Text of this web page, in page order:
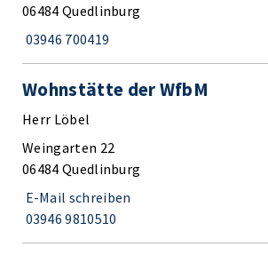
06484 Quedlinburg
03946 700419
Wohnstätte der WfbM
Herr Löbel
Weingarten 22
06484 Quedlinburg
E-Mail schreiben
03946 9810510